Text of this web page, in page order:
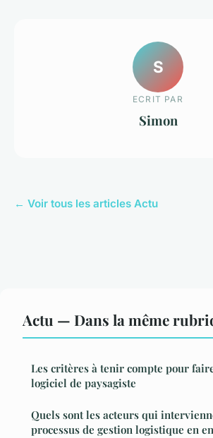
S
ECRIT PAR
Simon
← Voir tous les articles Actu
Actu — Dans la même
Les critères à tenir compte pour
logiciel de paysagiste
Quels sont les acteurs qui
processus de gestion logistique en